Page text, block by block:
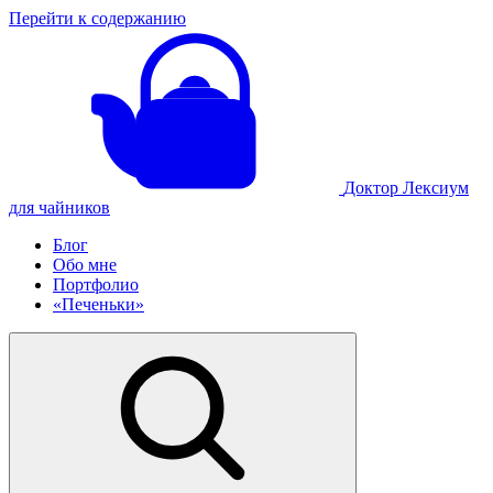
Перейти к содержанию
Доктор Лексиум
для чайников
Блог
Обо мне
Портфолио
«Печеньки»